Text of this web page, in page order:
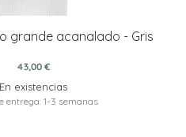
grande acanalado - Gris
43,00 €
En existencias
entrega: 1-3 semanas